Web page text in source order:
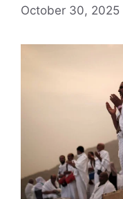
October 30, 2025